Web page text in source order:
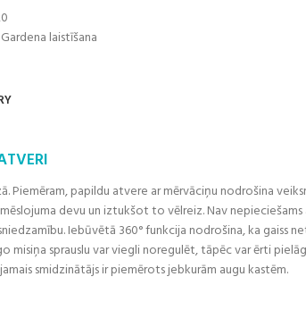
Gardena laistīšana
Piemēram, papildu atvere ar mērvāciņu nodrošina
devu un iztukšot to vēlreiz. Nav
Iebūvētā 360° funkcija nodrošina, ka gaiss
sprauslu var viegli noregulēt, tāpēc var ērti
smidzinātājs ir piemērots jebkurām augu kastēm.